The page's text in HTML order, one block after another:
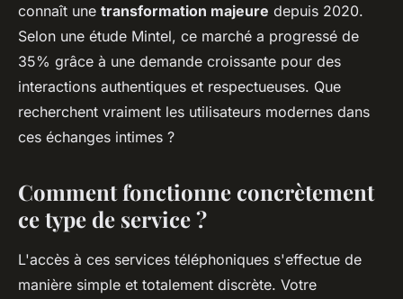
connaît une transformation majeure depuis 2020.
Selon une étude Mintel, ce marché a progressé de
35% grâce à une demande croissante pour des
interactions authentiques et respectueuses. Que
recherchent vraiment les utilisateurs modernes dans
ces échanges intimes ?
Comment fonctionne concrètement
ce type de service ?
L'accès à ces services téléphoniques s'effectue de
manière simple et totalement discrète. Votre